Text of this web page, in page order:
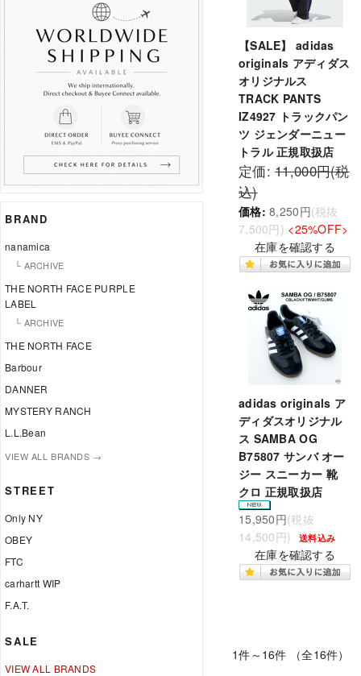
BRAND
nanamica
└ ARCHIVE
THE NORTH FACE PURPLE
LABEL
└ ARCHIVE
THE NORTH FACE
Barbour
DANNER
MYSTERY RANCH
L.L.Bean
VIEW ALL BRANDS →
STREET
Only NY
OBEY
FTC
carhartt WIP
F.A.T.
SALE
VIEW ALL BRANDS
【SALE】 adidas
originals アディダス
オリジナルス
TRACK PANTS
IZ4927 トラックパン
ツ ジェンダーニュー
トラル 正規取扱店
定価:11,000円(税
込)
価格:8,250円(税抜
7,500円) <25%OFF>
在庫を確認する
adidas originals ア
ディダスオリジナル
ス SAMBA OG
B75807 サンバ オー
ジー スニーカー 靴
クロ 正規取扱店
15,950円(税抜
14,500円)
送料込み
在庫を確認する
1件～16件 （全16件）